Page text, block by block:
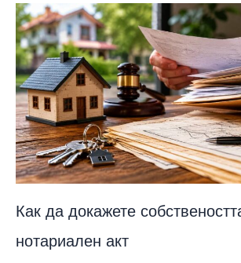
Как да докажете
нотариален акт